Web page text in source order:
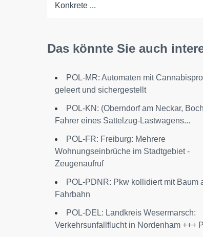
Konkrete ...
Das könnte Sie auch
POL-MR: Automaten mit
geleert und sichergestellt
POL-KN: (Oberndorf am Neckar,
Fahrer eines Sattelzug-Lastwagens...
POL-FR: Freiburg: Mehrere
Wohnungseinbrüche im Stadtgebiet -
Zeugenaufruf
POL-PDNR: Pkw kollidiert mit Baum
Fahrbahn
POL-DEL: Landkreis Wesermarsch:
Verkehrsunfallflucht in Nordenham +++